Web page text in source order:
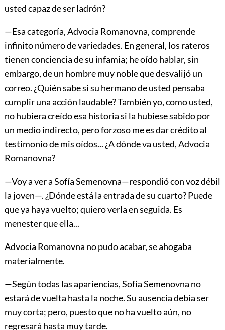
usted capaz de ser ladrón?
—Esa categoría, Advocia Romanovna, comprende
infinito número de variedades. En general, los rateros
tienen conciencia de su infamia; he oído hablar, sin
embargo, de un hombre muy noble que desvalijó un
correo. ¿Quién sabe si su hermano de usted pensaba
cumplir una acción laudable? También yo, como usted,
no hubiera creído esa historia si la hubiese sabido por
un medio indirecto, pero forzoso me es dar crédito al
testimonio de mis oídos... ¿A dónde va usted, Advocia
Romanovna?
—Voy a ver a Sofía Semenovna—respondió con voz débil
la joven—. ¿Dónde está la entrada de su cuarto? Puede
que ya haya vuelto; quiero verla en seguida. Es
menester que ella...
Advocia Romanovna no pudo acabar, se ahogaba
materialmente.
—Según todas las apariencias, SofíaSemenovna no
estará de vuelta hasta la noche. Su ausencia debía ser
muy corta; pero, puesto que no ha vuelto aún, no
regresará hasta muy tarde.